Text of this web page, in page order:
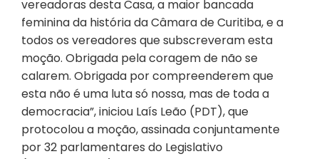
vereadoras desta Casa, a maior bancada
feminina da história da Câmara de Curitiba, e a
todos os vereadores que subscreveram esta
moção. Obrigada pela coragem de não se
calarem. Obrigada por compreenderem que
esta não é uma luta só nossa, mas de toda a
democracia”, iniciou Laís Leão (PDT), que
protocolou a moção, assinada conjuntamente
por 32 parlamentares do Legislativo